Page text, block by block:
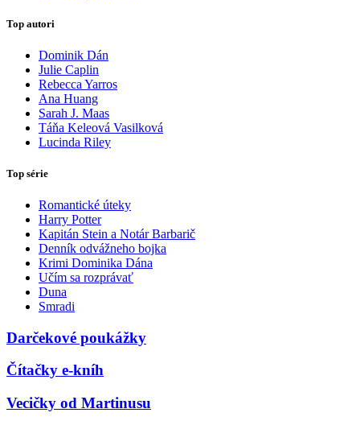
Top autori
Dominik Dán
Julie Caplin
Rebecca Yarros
Ana Huang
Sarah J. Maas
Táňa Keleová Vasilková
Lucinda Riley
Top série
Romantické úteky
Harry Potter
Kapitán Stein a Notár Barbarič
Denník odvážneho bojka
Krimi Dominika Dána
Učím sa rozprávať
Duna
Smradi
Darčekové poukážky
Čítačky e-kníh
Vecičky od Martinusu